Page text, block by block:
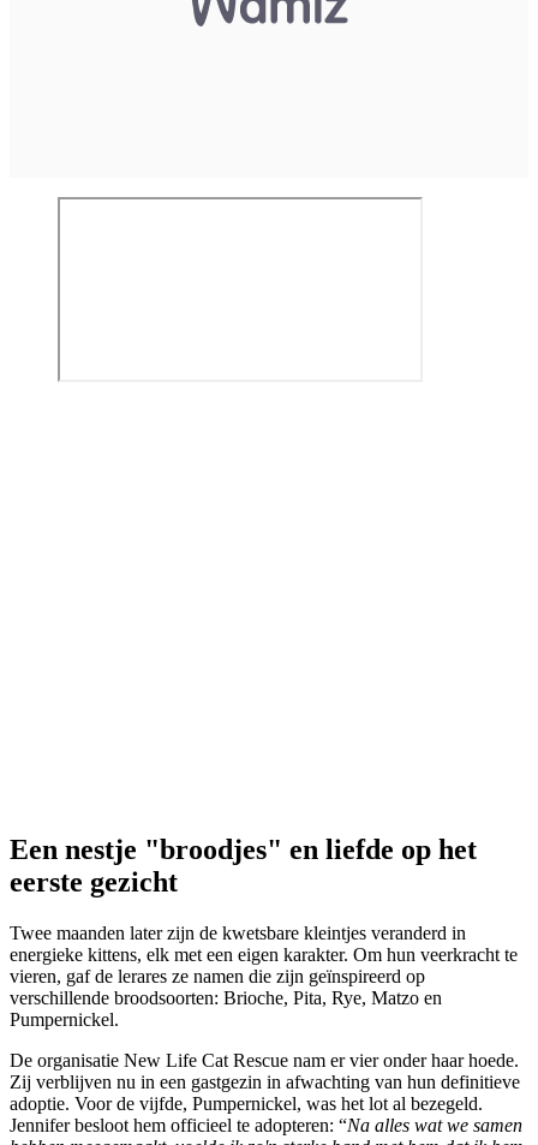
Een nestje "broodjes" en liefde op het
eerste gezicht
Twee maanden later zijn de kwetsbare kleintjes veranderd in
energieke kittens, elk met een eigen karakter. Om hun veerkracht te
vieren, gaf de lerares ze namen die zijn geïnspireerd op
verschillende broodsoorten: Brioche, Pita, Rye, Matzo en
Pumpernickel.
De organisatie New Life Cat Rescue nam er vier onder haar hoede.
Zij verblijven nu in een gastgezin in afwachting van hun definitieve
adoptie. Voor de vijfde, Pumpernickel, was het lot al bezegeld.
Jennifer besloot hem officieel te adopteren: “Na alles wat we samen